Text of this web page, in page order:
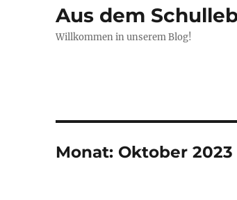
Aus dem
Willkommen in unserem Blog!
Monat: Oktober 2023